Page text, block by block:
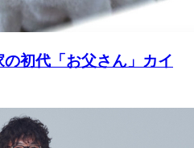
初代「お父さん」カイ